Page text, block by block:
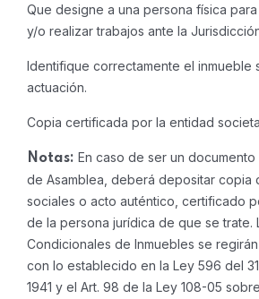
Que designe a una persona física
y/o realizar trabajos ante la
Identifique correctamente el inmueble
actuación.
Copia certificada por la entidad
Notas: En caso de ser un
de Asamblea, deberá depositar copia
sociales o acto auténtico, certificado
de la persona jurídica de que se trate.
Condicionales de Inmuebles se
con lo establecido en la Ley 596 del
1941 y el Art. 98 de la Ley 108-05